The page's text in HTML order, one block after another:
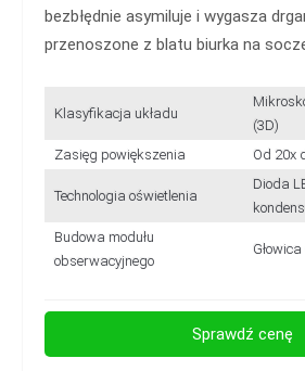
bezbłędnie asymiluje i wygasza
przenoszone z blatu biurka na
Klasyfikacja układu
(3D)
Zasięg powiększenia
Od 20x
Technologia oświetlenia
Dioda
Budowa modułu
obserwacyjnego
Sprawdź cenę